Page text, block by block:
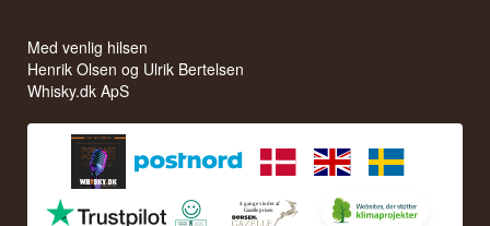
Med venlig hilsen
Henrik Olsen og Ulrik Bertelsen
Whisky.dk ApS